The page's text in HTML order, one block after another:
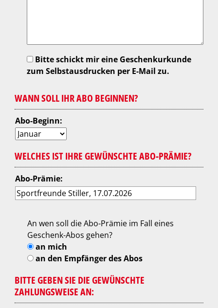
Bitte schickt mir eine Geschenkurkunde
zum Selbstausdrucken per E-Mail zu.
WANN SOLL IHR ABO BEGINNEN?
Abo-Beginn:
WELCHES IST IHRE GEWÜNSCHTE ABO-PRÄMIE?
Abo-Prämie:
An wen soll die Abo-Prämie im Fall eines
Geschenk-Abos gehen?
an mich
an den Empfänger des Abos
BITTE GEBEN SIE DIE GEWÜNSCHTE
ZAHLUNGSWEISE AN: